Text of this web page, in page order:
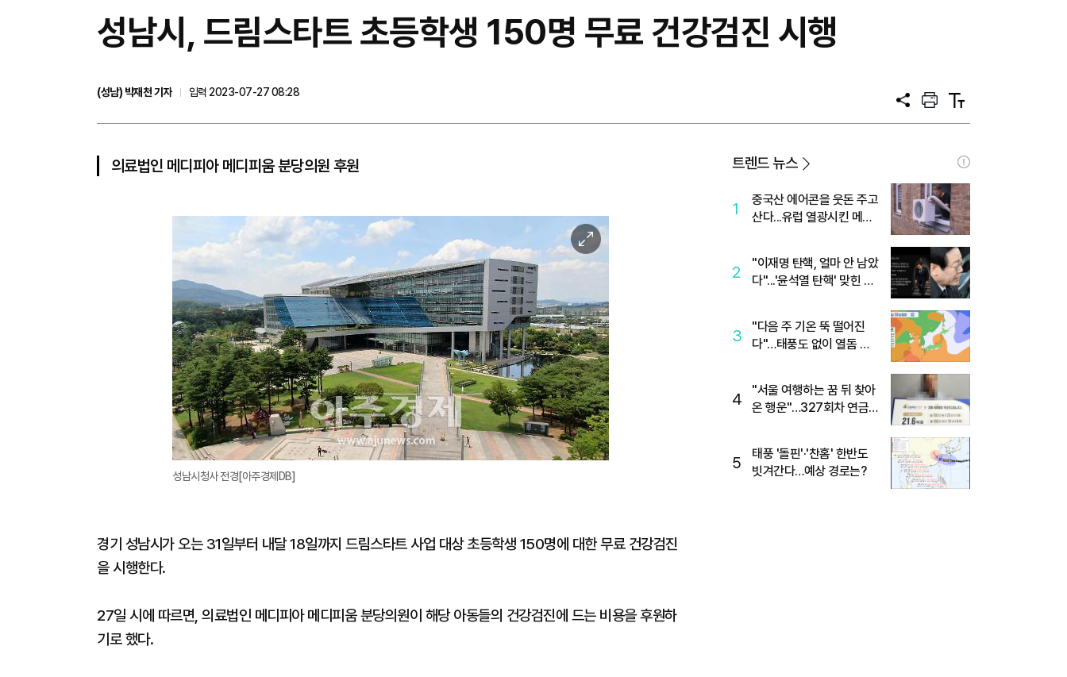
성남시, 드림스타트 초등학생 150명 무료 건강검진 시행
(성남) 박재천 기자
입력 2023-07-27 08:28
공
프
트
텍
트
의료법인 메디피아 메디피움 분당의원 후원
이
미
확
대
성남시청사 전경[아주경제DB]
경기 성남시가 오는 31일부터 내달 18일까지 드림스타트 사업 대상 초등학생 150명에 대한 무료 건강검진
을 시행한다.
27일 시에 따르면, 의료법인 메디피아 메디피움 분당의원이 해당 아동들의 건강검진에 드는 비용을 후원하
기로 했다.
트렌드 뉴스
1
중국산 에어콘을 웃돈 주고
산다...유럽 열광시킨 메이
2
"이재명 탄핵, 얼마 안 남았
다"...'윤석열 탄핵' 맞힌 무
3
"다음 주 기온 뚝 떨어진
다"…태풍도 없이 열돔 박
4
"서울 여행하는 꿈 뒤 찾아
온 행운"…327회차 연금
5
태풍 '돌핀'·'찬홈' 한반도
빗겨간다…예상 경로는?